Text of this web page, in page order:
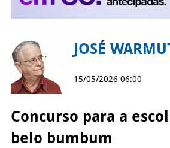
JOSÉ
15/05/2026 06:00
Concurso para a
belo bumbum